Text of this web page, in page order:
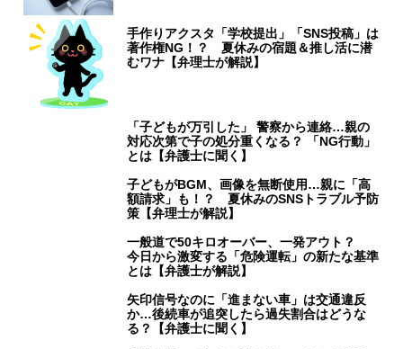
手作りアクスタ「学校提出」「SNS投稿」は
著作権NG！？ 夏休みの宿題＆推し活に潜
むワナ【弁理士が解説】
「子どもが万引した」 警察から連絡…親の
対応次第で子の処分重くなる？ 「NG行動」
とは【弁護士に聞く】
子どもがBGM、画像を無断使用…親に「高
額請求」も！？ 夏休みのSNSトラブル予防
策【弁理士が解説】
一般道で50キロオーバー、一発アウト？
今日から激変する「危険運転」の新たな基準
とは【弁護士が解説】
矢印信号なのに「進まない車」は交通違反
か…後続車が追突したら過失割合はどうな
る？【弁護士に聞く】